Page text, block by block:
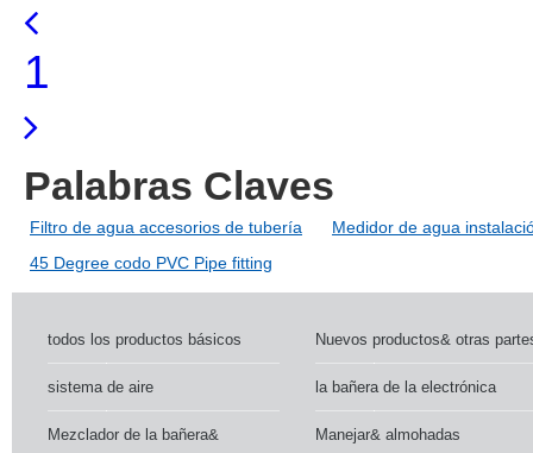
1
Palabras Claves
Filtro de agua accesorios de tubería
Medidor de agua
45 Degree codo PVC Pipe fitting
todos los productos básicos Nuevos productos& otras
sistema de aire la bañera de la electrónica
Mezclador de la bañera& Manejar& almohadas